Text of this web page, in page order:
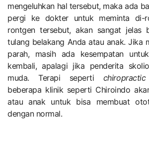
mengeluhkan hal tersebut, maka ada
pergi ke dokter untuk meminta di-
rontgen tersebut, akan sangat jelas
tulang belakang Anda atau anak. Jika
parah, masih ada kesempatan
kembali, apalagi jika penderita
muda. Terapi seperti chiropractic
beberapa klinik seperti Chiroindo
atau anak untuk bisa membuat
dengan normal.